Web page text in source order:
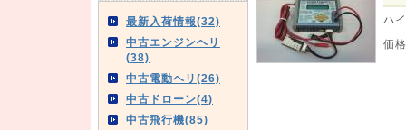
最新入荷情報(32)
中古エンジンヘリ
(38)
中古電動ヘリ(26)
中古ドローン(4)
中古飛行機(85)
ハ
価格